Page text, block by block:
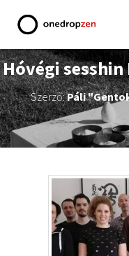
Hóvégi
Szerző:Páli